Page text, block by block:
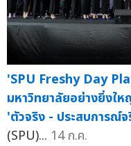
'SPU Freshy Day
มหาวิทยาลัยอย่างยิ่งใ
'ตัวจริง - ประสบการณ์
(SPU)... 14 ก.ค.